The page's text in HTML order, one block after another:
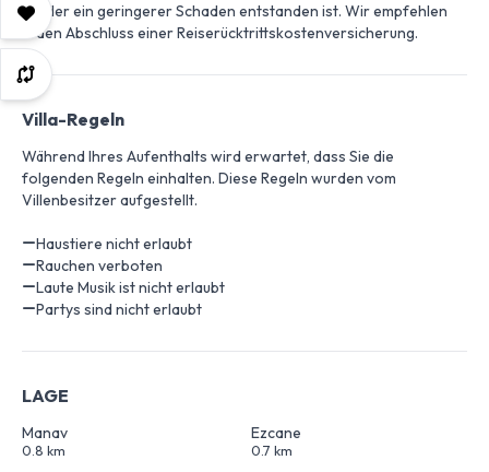
oder ein geringerer Schaden entstanden ist. Wir empfehlen
den Abschluss einer Reiserücktrittskostenversicherung.
Villa-Regeln
Während Ihres Aufenthalts wird erwartet, dass Sie die
folgenden Regeln einhalten. Diese Regeln wurden vom
Villenbesitzer aufgestellt.
Haustiere nicht erlaubt
Rauchen verboten
Laute Musik ist nicht erlaubt
Partys sind nicht erlaubt
LAGE
Manav
0.8 km
Ezcane
0.7 km